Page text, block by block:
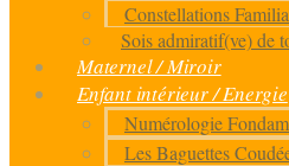
Constellations
Sois admiratif(ve) de
Maternel / Miroir
Enfant intérieur / Energie
Numérologie
Les Baguettes